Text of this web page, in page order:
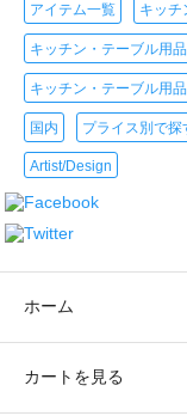
アイテム一覧 キッチ
キッチン・テーブル用品
キッチン・テーブル用品
国内 プライス別で探
Artist/Design
ホーム
カートを見る